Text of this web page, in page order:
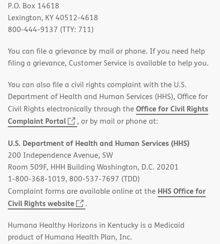
P.O. Box 14618
Lexington, KY 40512-4618
800-444-9137 (TTY: 711)
You can file a grievance by mail or phone. If you need help
filing a grievance, Customer Service is available to help you.
You can also file a civil rights complaint with the U.S.
Department of Health and Human Services (HHS), Office for
Civil Rights electronically through theOffice for Civil Rights
Complaint Portal
(opens
new
window)
, or by mail or phone at:
U.S. Department of Health and Human Services (HHS)
200 Independence Avenue, SW
Room 509F, HHH Building Washington, D.C. 20201
1-800-368-1019, 800-537-7697 (TDD)
Complaint forms are available online at the HHS Office for
Civil Rights website
(opens
new
window)
.
Humana Healthy Horizons in Kentucky is a Medicaid
product of Humana Health Plan, Inc.